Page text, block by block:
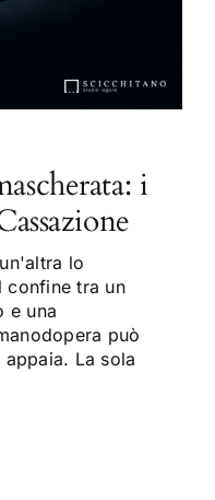
i
lo
confine tra un
e una
può
La sola